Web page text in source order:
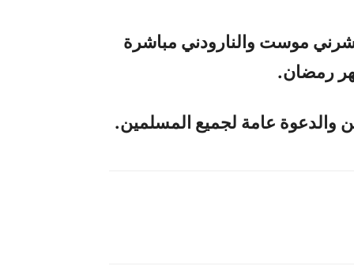
موست والنارودني مباشرة
رمضان.
والدعوة عامة لجميع المسلمين.